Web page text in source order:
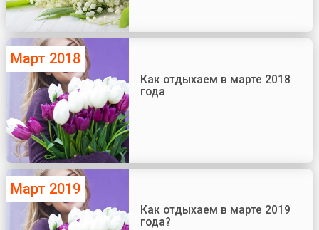
Март 2018
Как отдыхаем в марте 2018
года
Март 2019
Как отдыхаем в марте 2019
года?